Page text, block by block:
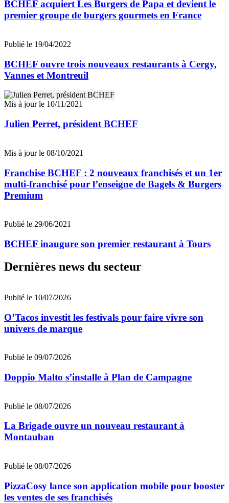
BCHEF acquiert Les Burgers de Papa et devient le
premier groupe de burgers gourmets en France
Publié le 19/04/2022
BCHEF ouvre trois nouveaux restaurants à Cergy,
Vannes et Montreuil
Mis à jour le 10/11/2021
Julien Perret, président BCHEF
Mis à jour le 08/10/2021
Franchise BCHEF : 2 nouveaux franchisés et un 1er
multi-franchisé pour l’enseigne de Bagels & Burgers
Premium
Publié le 29/06/2021
BCHEF inaugure son premier restaurant à Tours
Dernières news du secteur
Publié le 10/07/2026
O’Tacos investit les festivals pour faire vivre son
univers de marque
Publié le 09/07/2026
Doppio Malto s’installe à Plan de Campagne
Publié le 08/07/2026
La Brigade ouvre un nouveau restaurant à
Montauban
Publié le 08/07/2026
PizzaCosy lance son application mobile pour booster
les ventes de ses franchisés